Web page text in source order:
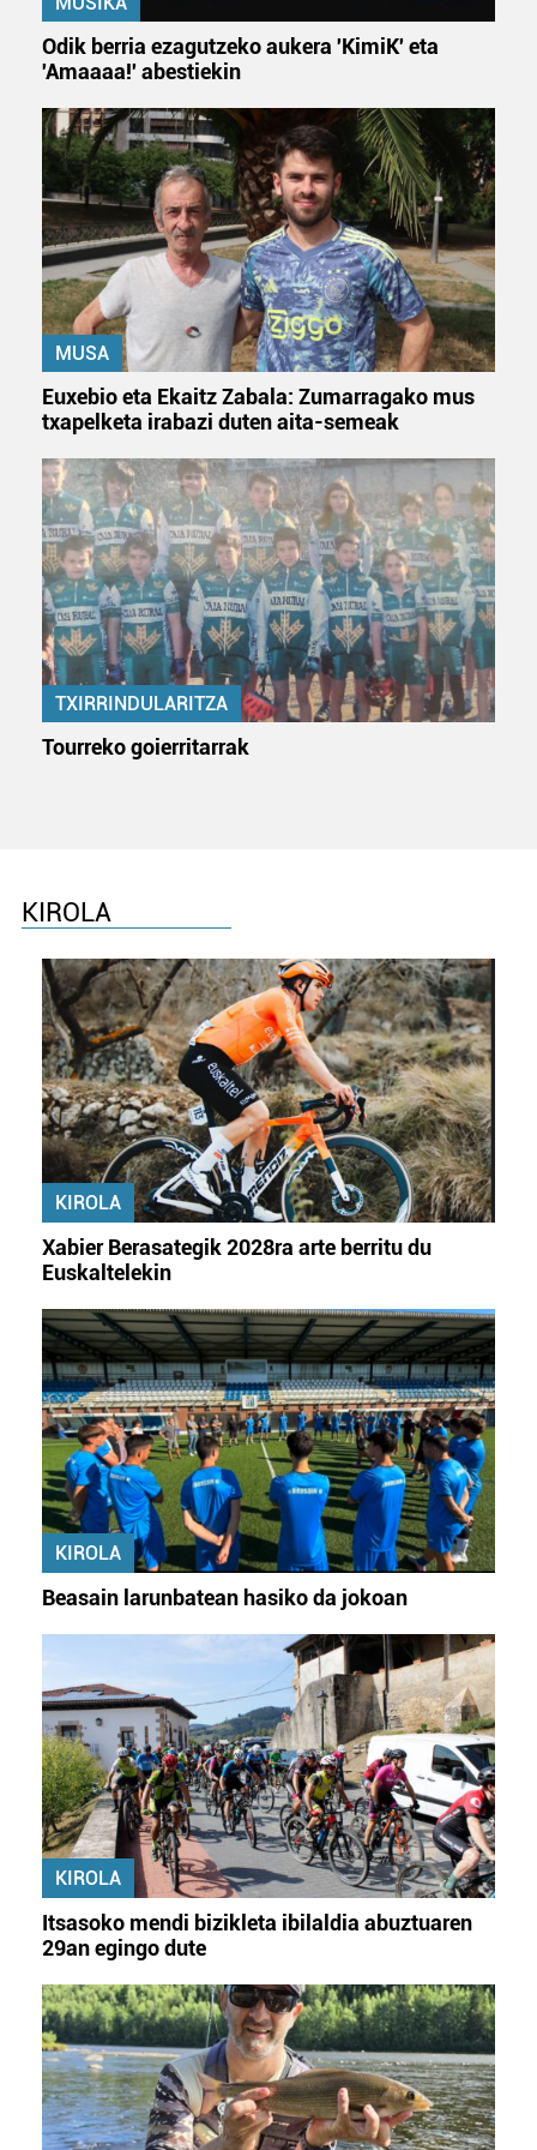
Odik berria ezagutzeko aukera 'KimiK' eta
'Amaaaa!' abestiekin
MUSA
Euxebio eta Ekaitz Zabala: Zumarragako mus
txapelketa irabazi duten aita-semeak
TXIRRINDULARITZA
Tourreko goierritarrak
KIROLA
KIROLA
Xabier Berasategik 2028ra arte berritu du
Euskaltelekin
KIROLA
Beasain larunbatean hasiko da jokoan
KIROLA
Itsasoko mendi bizikleta ibilaldia abuztuaren
29an egingo dute